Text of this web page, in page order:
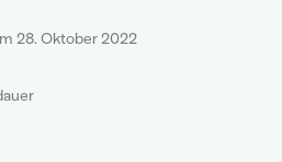
28. Oktober 2022